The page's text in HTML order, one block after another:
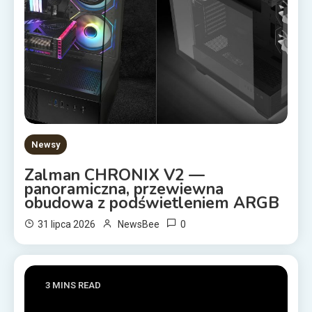
Newsy
Zalman CHRONIX V2 —
panoramiczna, przewiewna
obudowa z podświetleniem ARGB
31 lipca 2026 NewsBee 0
3 MINS READ